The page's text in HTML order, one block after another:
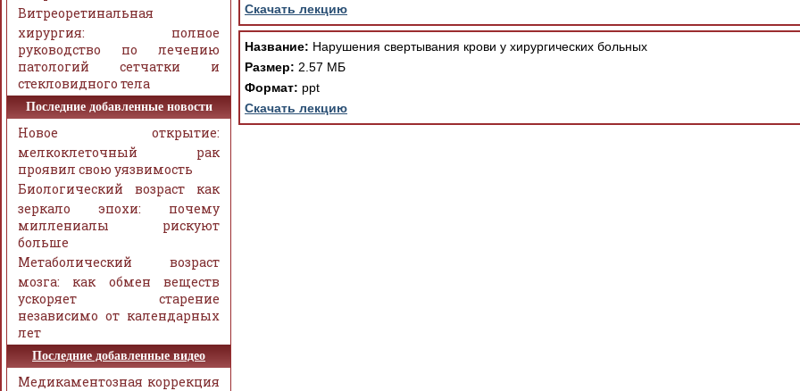
Скачать лекцию
Название: Нарушения свертывания крови у хирургических больных
Размер: 2.57 МБ
Формат: ppt
Скачать лекцию
Витреоретинальная
хирургия: полное
руководство по лечению
патологий сетчатки и
стекловидного тела
Последние добавленные новости
Новое открытие:
мелкоклеточный рак
проявил свою уязвимость
Биологический возраст как
зеркало эпохи: почему
миллениалы рискуют
больше
Метаболический возраст
мозга: как обмен веществ
ускоряет старение
независимо от календарных
лет
Последние добавленные видео
Медикаментозная коррекция